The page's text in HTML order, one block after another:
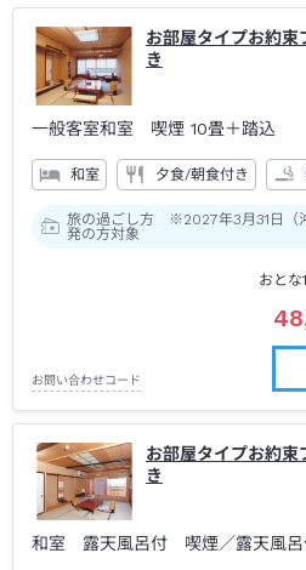
お部屋タイプお約束
き
一般客室和室 喫煙 10畳＋踏込
和室 夕食/朝食付き
旅の過ごし方 ※2027年3月31日（
発の方対象
おとな
お問い合わせコード
お部屋タイプお約束
き
和室 露天風呂付 喫煙／露天風